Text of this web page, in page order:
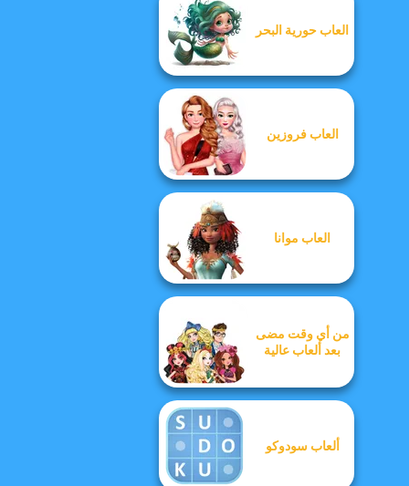
العاب حورية البحر
العاب فروزين
العاب موانا
من أي وقت مضى
بعد ألعاب عالية
ألعاب سودوكو